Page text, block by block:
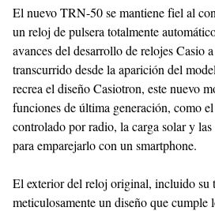
El nuevo TRN-50 se mantiene fiel al
un reloj de pulsera totalmente
avances del desarrollo de relojes Casio
transcurrido desde la aparición del
recrea el diseño Casiotron, este nuevo
funciones de última generación, como
controlado por radio, la carga solar y
para emparejarlo con un smartphone.
El exterior del reloj original, incluido su
meticulosamente un diseño que cumple